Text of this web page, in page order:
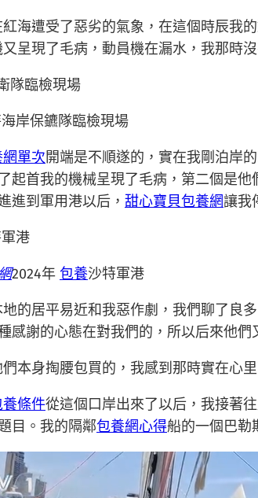
海遭受了惡劣的氣象，在這個時辰我
又呈現了毛病，動員機在漏水，我那時
岸保鑣隊臨檢現場
單次開端是不順遂的，實在我剛泊岸
起首我的機械呈現了毛病，第二個是
進到軍用港以后， 甜心寶貝包養網讓我
2024年 包養沙特軍港
地的居平易近和我惡作劇，我們聊了良
感謝的心態在對我們的，所以后來他們
本身掏腰包買的，我感到那時實在心
養條件從這個口岸出來了以后，我接著
目。我的隔鄰包養網心得船的一個巴勒